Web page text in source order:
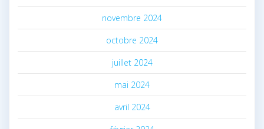
novembre 2024
octobre 2024
juillet 2024
mai 2024
avril 2024